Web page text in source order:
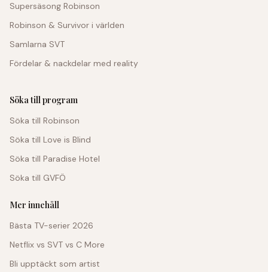
Supersäsong Robinson
Robinson & Survivor i världen
Samlarna SVT
Fördelar & nackdelar med reality
Söka till program
Söka till Robinson
Söka till Love is Blind
Söka till Paradise Hotel
Söka till GVFÖ
Mer innehåll
Bästa TV-serier 2026
Netflix vs SVT vs C More
Bli upptäckt som artist